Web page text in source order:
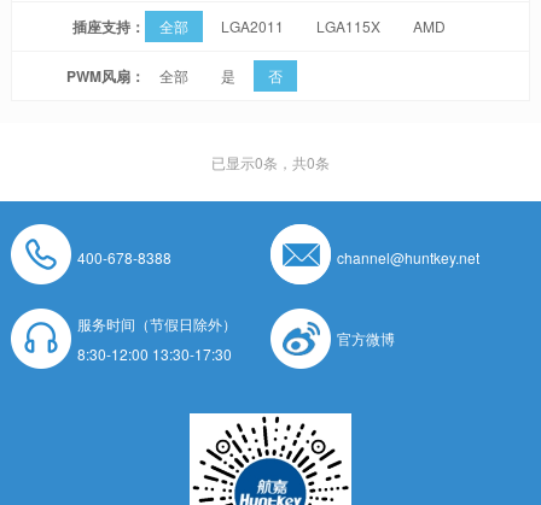
插座支持： 全部 LGA2011 LGA115X AMD
PWM风扇： 全部 是 否
已显示0条，共0条
400-678-8388 channel@huntkey.net
服务时间（节假日除外）
8:30-12:00 13:30-17:30
官方微博